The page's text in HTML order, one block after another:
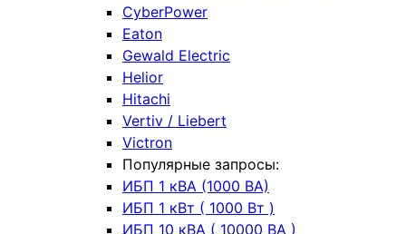
CyberPower
Eaton
Gewald Electric
Helior
Hitachi
Vertiv / Liebert
Victron
Популярные запросы:
ИБП 1 кВА (1000 ВА)
ИБП 1 кВт ( 1000 Вт )
ИБП 10 кВА ( 10000 ВА )